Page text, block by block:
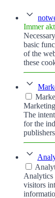
Immer
basic
of the
these
The
for the
Analytics
visitors